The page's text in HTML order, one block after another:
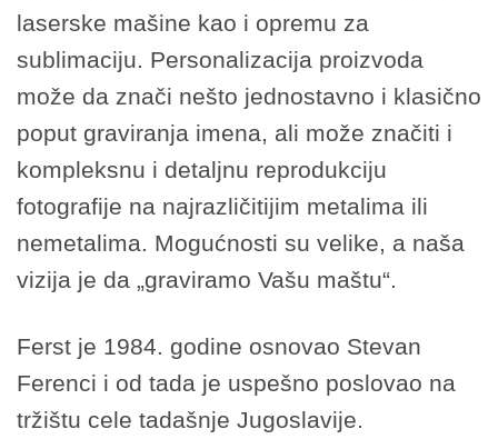
laserske mašine kao i opremu za
sublimaciju. Personalizacija proizvoda
može da znači nešto jednostavno i klasično
poput graviranja imena, ali može značiti i
kompleksnu i detaljnu reprodukciju
fotografije na najrazličitijim metalima ili
nemetalima. Mogućnosti su velike, a naša
vizija je da „graviramo Vašu maštu“.
Ferst je 1984. godine osnovao Stevan
Ferenci i od tada je uspešno poslovao na
tržištu cele tadašnje Jugoslavije.